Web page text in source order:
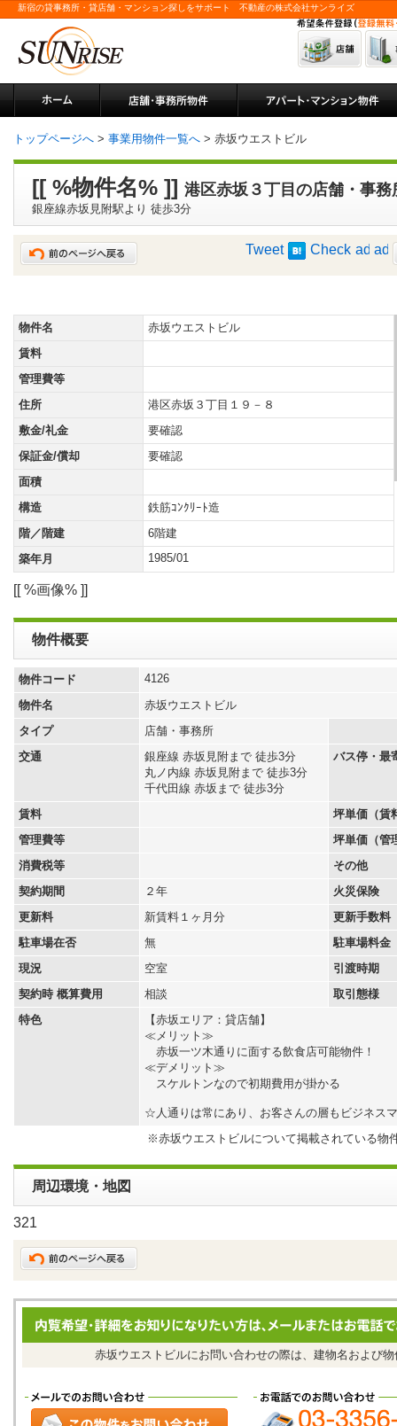
新宿の貸事務所・貸店舗・マンション探しをサポート 不動産の株式会社サンライズ
トップページへ > 事業用物件一覧へ > 赤坂ウエストビル
[[ %物件名% ]] 港区赤坂３丁目の店舗・事務
銀座線赤坂見附駅より 徒歩3分
Check
Tweet
物件名
赤坂ウエストビル
賃料
管理費等
住所
港区赤坂３丁目１９－８
敷金/礼金
要確認
保証金/償却
要確認
面積
構造
鉄筋ｺﾝｸﾘｰﾄ造
階／階建
6階建
築年月
1985/01
[[ %画像% ]]
物件概要
物件コード
4126
物件名
赤坂ウエストビル
タイプ
店舗・事務所
交通
銀座線 赤坂見附まで 徒歩3分
丸ノ内線 赤坂見附まで 徒歩3分
千代田線 赤坂まで 徒歩3分
バス停・最
賃料
坪単価（賃
管理費等
坪単価（管
消費税等
その他
契約期間
２年
火災保険
更新料
新賃料１ヶ月分
更新手数料
駐車場在否
無
駐車場料金
現況
空室
引渡時期
契約時 概算費用
相談
取引態様
特色
【赤坂エリア：貸店舗】
≪メリット≫
赤坂一ツ木通りに面する飲食店可能物件！
≪デメリット≫
スケルトンなので初期費用が掛かる
☆人通りは常にあり、お客さんの層もビジネス
※赤坂ウエストビルについて掲載されている物
周辺環境・地図
321
赤坂ウエストビルにお問い合わせの際は、建物名および